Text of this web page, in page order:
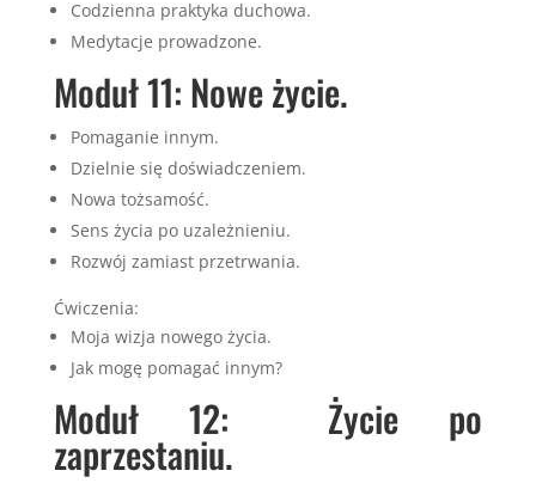
Codzienna praktyka duchowa.
Medytacje prowadzone.
Moduł 11: Nowe życie.
Pomaganie innym.
Dzielnie się doświadczeniem.
Nowa tożsamość.
Sens życia po uzależnieniu.
Rozwój zamiast przetrwania.
Ćwiczenia:
Moja wizja nowego życia.
Jak mogę pomagać innym?
Moduł 12: Życie po
zaprzestaniu.